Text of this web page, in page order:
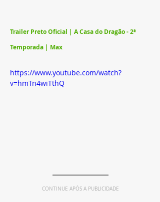
Trailer Preto Oficial | A Casa do Dragão - 2ª
Temporada | Max
https://www.youtube.com/watch?
v=hmTn4wiTthQ
CONTINUE APÓS A PUBLICIDADE